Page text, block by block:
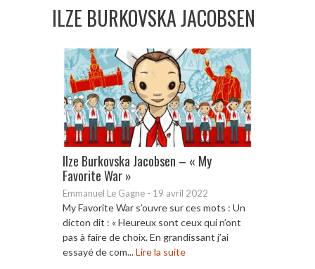
ILZE BURKOVSKA JACOBSEN
Ilze Burkovska Jacobsen – « My
Favorite War »
Emmanuel Le Gagne - 19 avril 2022
My Favorite War s’ouvre sur ces mots : Un
dicton dit : « Heureux sont ceux qui n’ont
pas à faire de choix. En grandissant j’ai
essayé de com...Lire la suite